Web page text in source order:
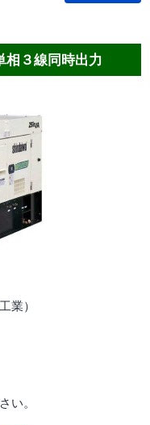
３線同時出力
業）
い。